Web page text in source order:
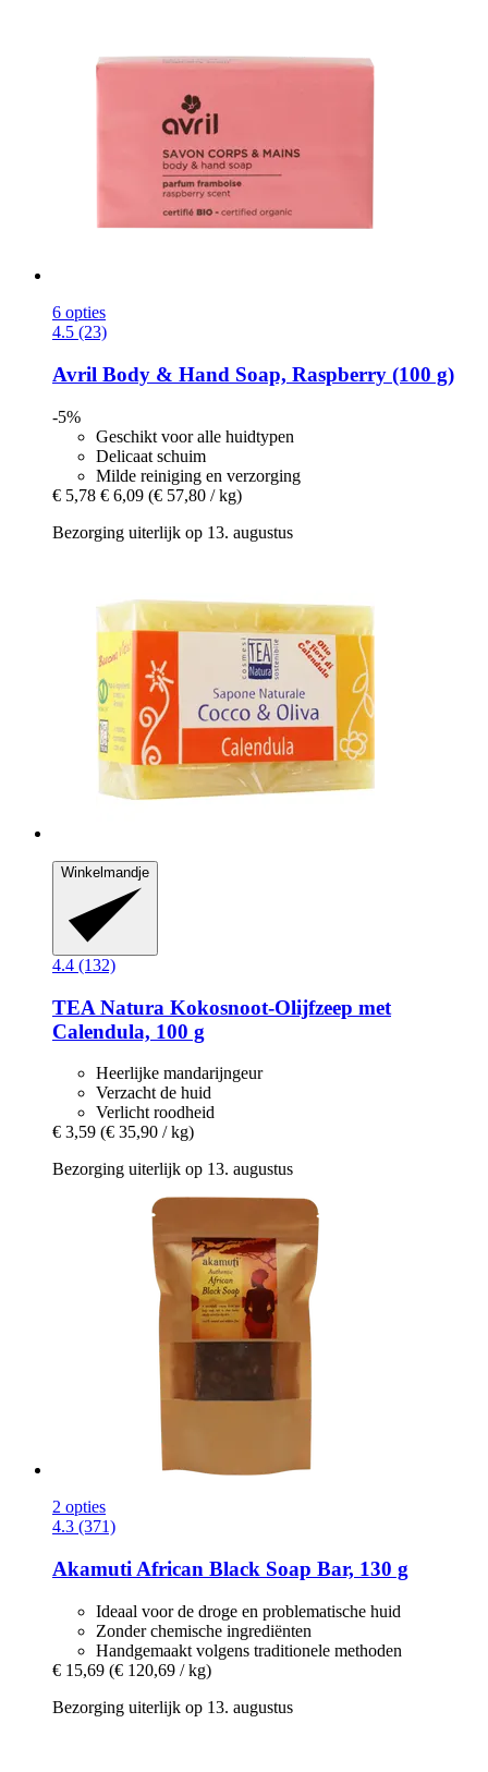
6 opties
4.5 (23)
Avril Body & Hand Soap, Raspberry (100 g)
-5%
Geschikt voor alle huidtypen
Delicaat schuim
Milde reiniging en verzorging
€ 5,78 € 6,09 (€ 57,80 / kg)
Bezorging uiterlijk op 13. augustus
Winkelmandje
4.4 (132)
TEA Natura Kokosnoot-​Olijfzeep met
Calendula, 100 g
Heerlijke mandarijngeur
Verzacht de huid
Verlicht roodheid
€ 3,59 (€ 35,90 / kg)
Bezorging uiterlijk op 13. augustus
2 opties
4.3 (371)
Akamuti African Black Soap Bar, 130 g
Ideaal voor de droge en problematische huid
Zonder chemische ingrediënten
Handgemaakt volgens traditionele methoden
€ 15,69 (€ 120,69 / kg)
Bezorging uiterlijk op 13. augustus